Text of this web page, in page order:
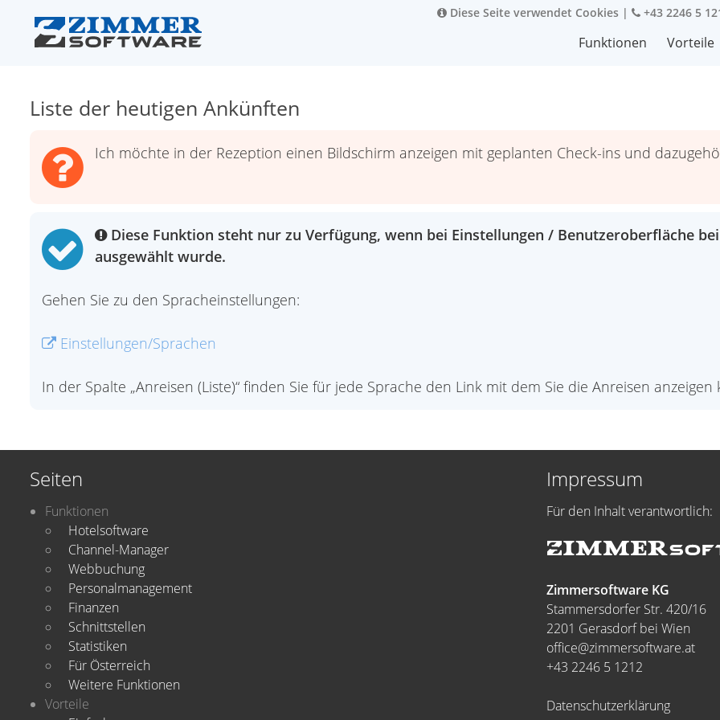
Diese Seite verwendet Cookies | +43 2246 5
Funktionen Vorteile
Liste der heutigen Ankünften
Ich möchte in der Rezeption einen Bildschirm anzeigen mit geplanten Check-ins und
Diese Funktion steht nur zu Verfügung, wenn bei Einstellungen / Benutzeroberfläche
ausgewählt wurde.
Gehen Sie zu den Spracheinstellungen:
Einstellungen/Sprachen
In der Spalte „Anreisen (Liste)“ finden Sie für jede Sprache den Link mit dem Sie die Anreisen anzeigen
Seiten
Funktionen
Hotelsoftware
Channel-Manager
Webbuchung
Personalmanagement
Finanzen
Schnittstellen
Statistiken
Für Österreich
Weitere Funktionen
Vorteile
Impressum
Für den Inhalt verantwortlich:
Zimmersoftware KG
Stammersdorfer Str. 420/16
2201 Gerasdorf bei Wien
office@zimmersoftware.at
+43 2246 5 1212
Datenschutzerklärung